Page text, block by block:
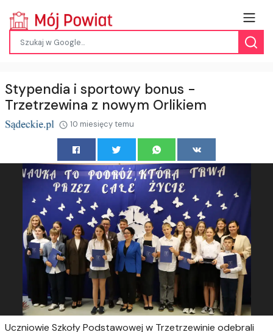
Stypendia i sportowy bonus -
Trzetrzewina z nowym Orlikiem
10 miesięcy temu
Uczniowie Szkoły Podstawowej w Trzetrzewinie odebrali